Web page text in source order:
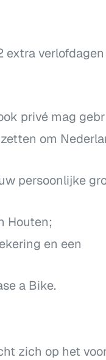
privé mag
om
persoonlijke
Houten;
en een
a Bike.
zich op het